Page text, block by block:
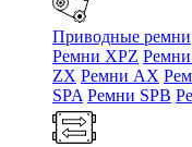
Приводные ремни
Ремни XPZ
ZX Ремни AX
SPA Ремни SPB